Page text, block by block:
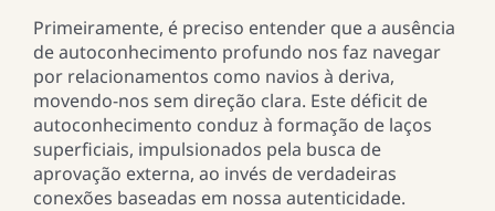
Primeiramente, é preciso entender que a ausência
de autoconhecimento profundo nos faz navegar
por relacionamentos como navios à deriva,
movendo-nos sem direção clara. Este déficit de
autoconhecimento conduz à formação de laços
superficiais, impulsionados pela busca de
aprovação externa, ao invés de verdadeiras
conexões baseadas em nossa autenticidade.